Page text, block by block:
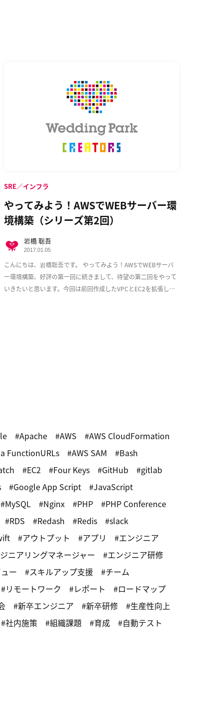
やってみよう！AWSでWEBサーバー環
境構築（シリーズ第2回）
こんにちは、岩橋聡吾です。 やってみよう！AWSでWEBサーバ
ー環境構築、好評の第一回に続きまして、待望の第二回をやって
いきたいと思います。今回は前回作成したVPCとEC2を拡張し、
SRE／インフラ
岩橋 聡吾
2017.01.05
Apache AWS
AWS CloudFormation
FunctionURLs
AWS SAM
Bash
EC2 Four Keys GitHub
gitlab
Google App Script
JavaScript
MySQL
Nginx PHP
PHP Conference
RDS
Redash Redis
slack
アウトプット アプリ
エンジニア
ニアリングマネージャー
エンジニア研修
ー
スキルアップ支援
チーム
リモートワーク
レポート
ロードマップ
新卒エンジニア 新卒研修
生産性向上
社内施策
組織課題 育成 自動テスト